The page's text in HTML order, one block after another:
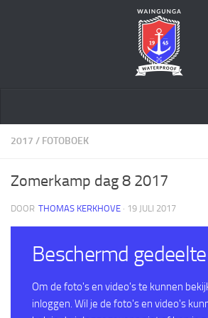
Home
Speltakken
Activiteiten
Sponsoring
Word vriend
Sociale Veiligheid
2017 / FOTOBOEK
Zomerkamp dag 8 2017
DOOR THOMAS KERKHOVE · 19 JULI 2017
Beschermd gedeelte
Om de foto's en video's te kunnen
inloggen. Wil je de foto's en video's